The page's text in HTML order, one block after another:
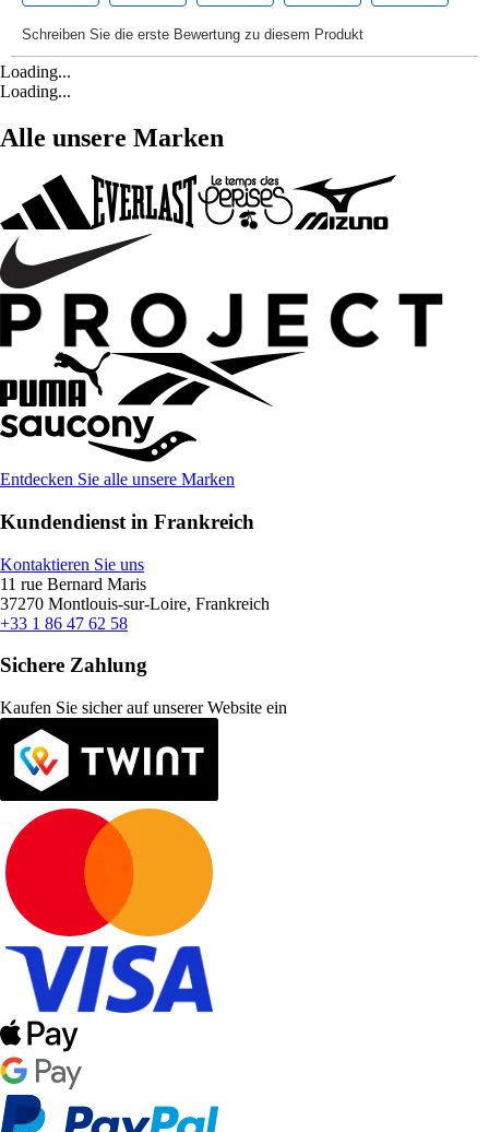
Loading...
Loading...
Alle unsere Marken
Entdecken Sie alle unsere Marken
Kundendienst in Frankreich
Kontaktieren Sie uns
11 rue Bernard Maris
37270 Montlouis-sur-Loire, Frankreich
+33 1 86 47 62 58
Sichere Zahlung
Kaufen Sie sicher auf unserer Website ein